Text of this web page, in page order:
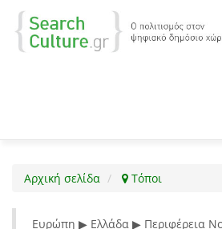
Αρχική σελίδα Τόποι
Ευρώπη ▶ Ελλάδα ▶ Περιφέρεια